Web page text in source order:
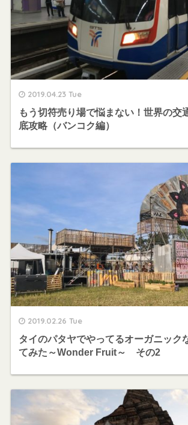
2019.04.23 Tue
もう切符売り場で悩まない！世界の交
底攻略（バンコク編）
2019.02.26 Tue
タイのパタヤでやってるオーガニック
てみた～Wonder Fruit～ その2